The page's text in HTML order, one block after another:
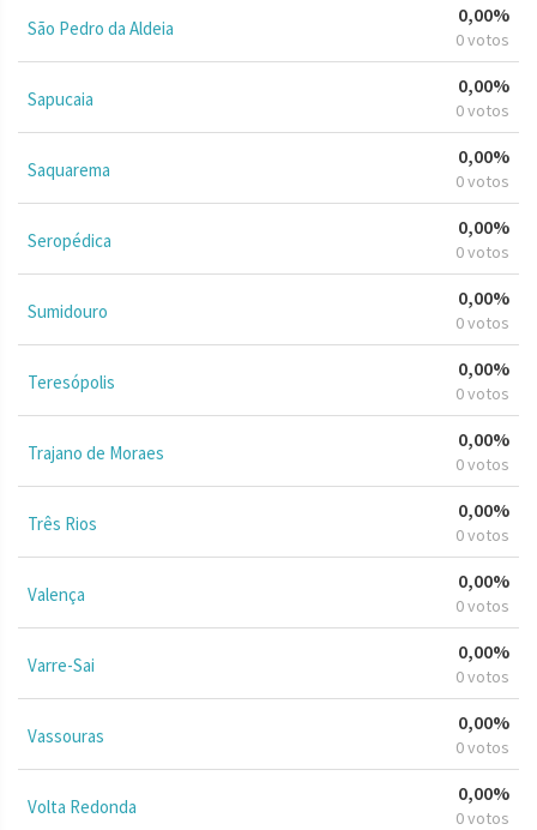
São Pedro da Aldeia
0,00%
0 votos
Sapucaia
0,00%
0 votos
Saquarema
0,00%
0 votos
Seropédica
0,00%
0 votos
Sumidouro
0,00%
0 votos
Teresópolis
0,00%
0 votos
Trajano de Moraes
0,00%
0 votos
Três Rios
0,00%
0 votos
Valença
0,00%
0 votos
Varre-Sai
0,00%
0 votos
Vassouras
0,00%
0 votos
Volta Redonda
0,00%
0 votos